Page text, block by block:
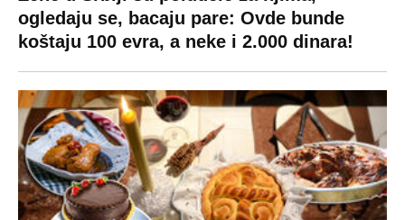
ogledaju se, bacaju pare: Ovde bunde
koštaju 100 evra, a neke i 2.000 dinara!